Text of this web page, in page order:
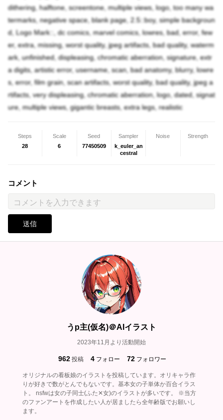
dithering, halftone, screentone, multiple views, logo, too many wa
termarks, negative space, blank page, 2.5::boy, simple backgroun
d, Logo Mark::, dc comics, marvel comics, lowres, bad, error, few
er, extra, missing, worst quality, jpeg artifacts, bad quality, waterm
ark, unfinished, displeasing, chromatic aberration, signature, extr
a digits, artistic error, username, scan, bad anatomy, blurry, lowre
s, error, film grain, scan artifacts, worst quality, bad quality, jpeg a
rtifacts, very displeasing, chromatic aberration, logo, dated, signat
ure, multiple views, gigantic breasts, extra legs, realistic
Steps
28
Scale
6
Seed
77450509
Sampler
k_euler_an
cestral
Noise Strength
コメント
送信
うp主(仮名)＠AIイラスト
2023年11月より活動開始
962 投稿 4 フォロー 72 フォロワー
オリジナルの看板娘のイラストを投稿しています。オリキャラ作
りが好きで数がとんでもないです。基本女の子単体か百合イラス
ト。 nsfwは女の子同士(ふた✕女)のイラストが多いです。 ※当方
のファンアートを作成したい人が居ましたら全年齢版でお願いし
ます。